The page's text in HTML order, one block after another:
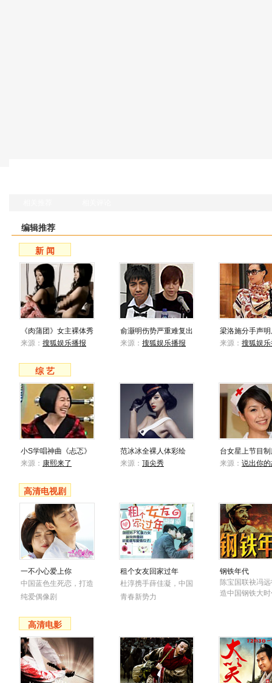
编辑推荐
新 闻
《肉蒲团》女主裸体秀
来源： 搜狐娱乐播报
俞灏明伤势严重难复出
来源： 搜狐娱乐播报
梁洛施分手声
来源： 搜狐娱
综 艺
小S学唱神曲《忐忑》
来源： 康熙来了
范冰冰全裸人体彩绘
来源： 顶尖秀
台女星上节目
来源： 说出你
高清电视剧
一不小心爱上你
中国蓝色生死恋，打造
纯爱偶像剧
租个女友回家过年
杜淳携手薛佳凝，中国
青春新势力
钢铁年代
陈宝国联袂冯
造中国钢铁大时
高清电影